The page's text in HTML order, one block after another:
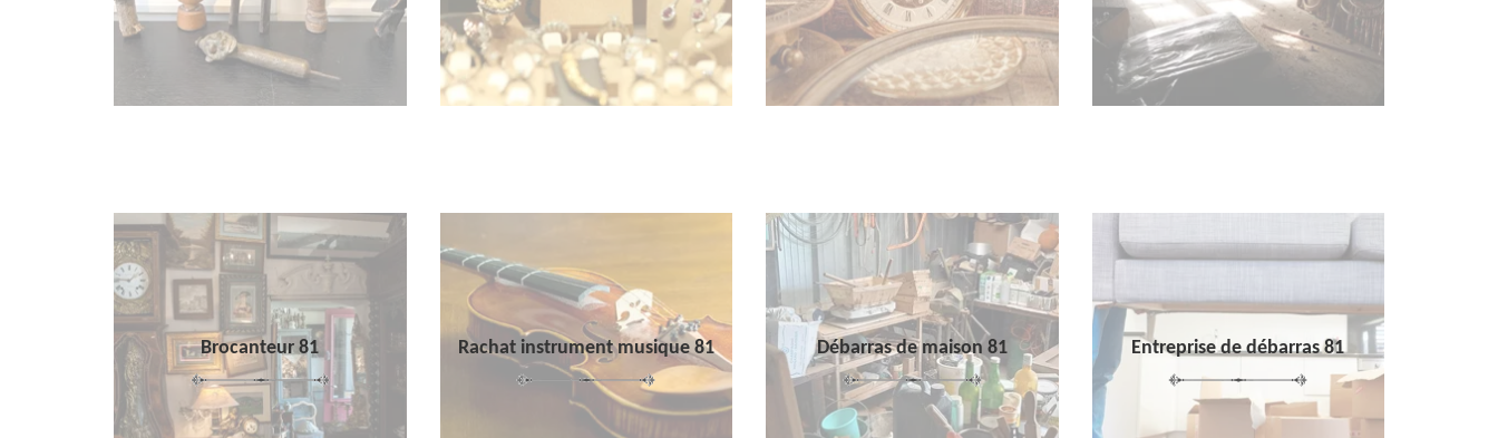
Brocanteur 81 Rachat instrument musique 81 Débarras de maison 81 Entreprise de débarras 81